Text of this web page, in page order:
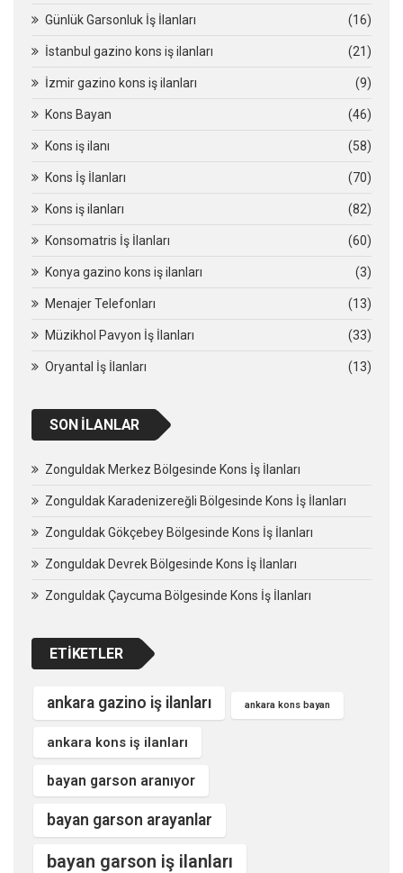
Günlük Garsonluk İş İlanları (16)
İstanbul gazino kons iş ilanları (21)
İzmir gazino kons iş ilanları (9)
Kons Bayan (46)
Kons iş ilanı (58)
Kons İş İlanları (70)
Kons iş ilanları (82)
Konsomatris İş İlanları (60)
Konya gazino kons iş ilanları (3)
Menajer Telefonları (13)
Müzikhol Pavyon İş İlanları (33)
Oryantal İş İlanları (13)
SON İLANLAR
Zonguldak Merkez Bölgesinde Kons İş İlanları
Zonguldak Karadenizereğli Bölgesinde Kons İş İlanları
Zonguldak Gökçebey Bölgesinde Kons İş İlanları
Zonguldak Devrek Bölgesinde Kons İş İlanları
Zonguldak Çaycuma Bölgesinde Kons İş İlanları
ETIKETLER
ankara gazino iş ilanları ankara kons bayan
ankara kons iş ilanları
bayan garson aranıyor
bayan garson arayanlar
bayan garson iş ilanları